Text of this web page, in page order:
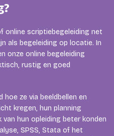
online scriptiebegeleiding net
als begeleiding op locatie. In
onze online begeleiding
rustig en goed
ze via beeldbellen en
kregen, hun planning
hun opleiding beter konden
SPSS, Stata of het